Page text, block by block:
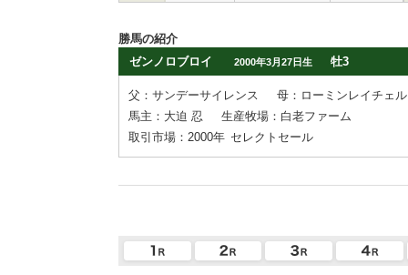
勝馬の紹介
ゼンノロブロイ
2000年3月27日生 牡3
父：サンデーサイレンス
母：ローミンレイチェル
馬主：大迫 忍
生産牧場：白老ファーム
取引市場：2000年 セレクトセール